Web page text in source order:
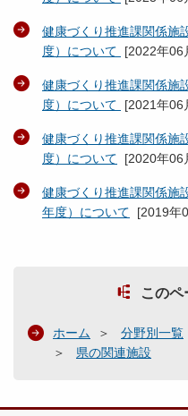
健康づくり推進課関係施
度）について
[2022年06
健康づくり推進課関係施
度）について
[2021年06
健康づくり推進課関係施
度）について [2020年06
健康づくり推進課関係施
年度）について [2019年
このペ
ホーム 分野別一覧
県の関連施設